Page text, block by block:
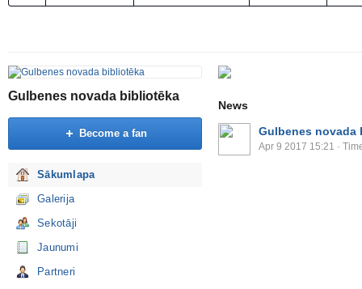
Gulbenes novada bibliotēka
Become a fan
Sākumlapa
Galerija
Sekotāji
Jaunumi
Partneri
News
Gulbenes novada
Apr 9 2017 15:21 ·